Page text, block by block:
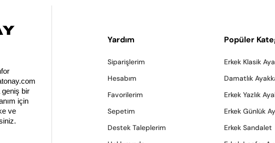
geniş bir
için
ve
Yardım
Siparişlerim
Hesabım
Favorilerim
Sepetim
Destek Taleplerim
Popüler
Erkek Klasik
Damatlık
Erkek Yazlık
Erkek Günlük
Erkek Sandalet